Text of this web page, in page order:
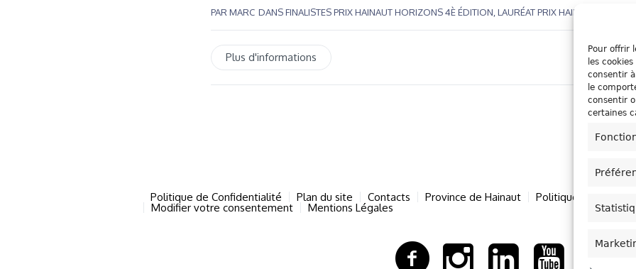
Pour offrir
les
consentir
le
consentir
certaines
PAR MARC DANSFINALISTES PRIX HAINAUT HORIZONS 4È ÉDITION LAURÉAT PRIX HAINAUT
Plus d'informations
Politique de Confidentialité Plan du site Contacts Province de Hainaut Politique de cookies
Modifier votre consentement Mentions Légales